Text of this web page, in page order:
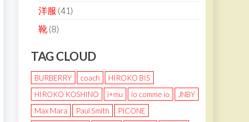
洋服 (41)
靴(8)
TAG CLOUD
BURBERRY coach
HIROKO BIS
HIROKO KOSHINO
i+mu io comme io
JNBY
Max Mara
Paul Smith PICONE